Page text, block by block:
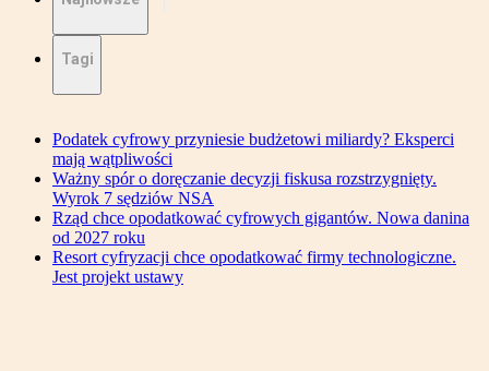
Tagi
Podatek cyfrowy przyniesie budżetowi miliardy? Eksperci
mają wątpliwości
Ważny spór o doręczanie decyzji fiskusa rozstrzygnięty.
Wyrok 7 sędziów NSA
Rząd chce opodatkować cyfrowych gigantów. Nowa danina
od 2027 roku
Resort cyfryzacji chce opodatkować firmy technologiczne.
Jest projekt ustawy